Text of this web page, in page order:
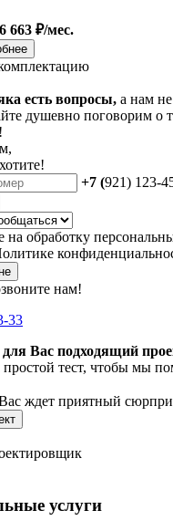
663 ₽/мес.
есть вопросы, а нам
душевно поговорим о
+7 (921) 123-
на обработку
нам!
33
Вас подходящий
тест, чтобы мы
ждет приятный
услуги